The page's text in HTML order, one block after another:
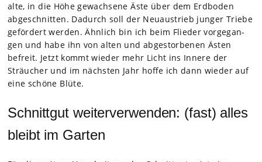
alte, in die Höhe gewach­sene Äste über dem Erd­bo­den
abge­schnit­ten. Dadurch soll der Neu­aus­trieb jun­ger Triebe
geför­dert wer­den. Ähn­lich bin ich beim Flie­der vor­ge­gan­
gen und habe ihn von alten und abge­stor­be­nen Ästen
befreit. Jetzt kommt wie­der mehr Licht ins Innere der
Sträu­cher und im nächs­ten Jahr hoffe ich dann wie­der auf
eine schöne Blüte.
Schnittgut weiterverwenden: (fast) alles
bleibt im Garten